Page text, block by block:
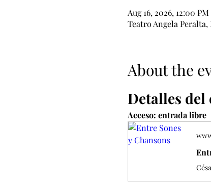
Aug 16, 2026, 12:00
Teatro Angela
About the
Detalles del
Acceso: entrada libre